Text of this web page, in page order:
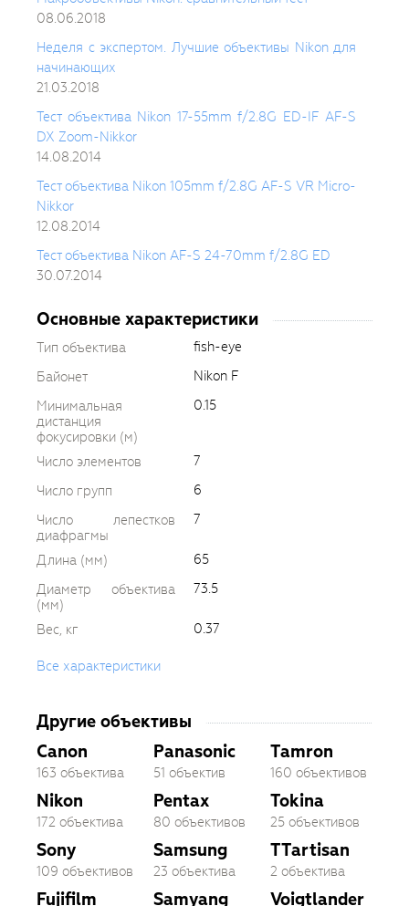
08.06.2018
Неделя с экспертом. Лучшие объективы Nikon для
начинающих
21.03.2018
Тест объектива Nikon 17-55mm f/2.8G ED-IF AF-S
DX Zoom-Nikkor
14.08.2014
Тест объектива Nikon 105mm f/2.8G AF-S VR Micro-
Nikkor
12.08.2014
Тест объектива Nikon AF-S 24-70mm f/2.8G ED
30.07.2014
Основные характеристики
Тип объектива
fish-eye
Байонет
Nikon F
Минимальная
дистанция
фокусировки (м)
0.15
Число элементов
7
Число групп
6
Число лепестков
диафрагмы
7
Длина (мм)
65
Диаметр объектива
(мм)
73.5
Вес, кг 0.37
Все характеристики
Другие объективы
Canon
163 объектива
Nikon
172 объектива
Sony
109 объективов
Fujifilm
Panasonic
51 объектив
Pentax
80 объективов
Samsung
23 объектива
Samyang
Tamron
160 объективов
Tokina
25 объективов
TTartisan
2 объектива
Voigtlander